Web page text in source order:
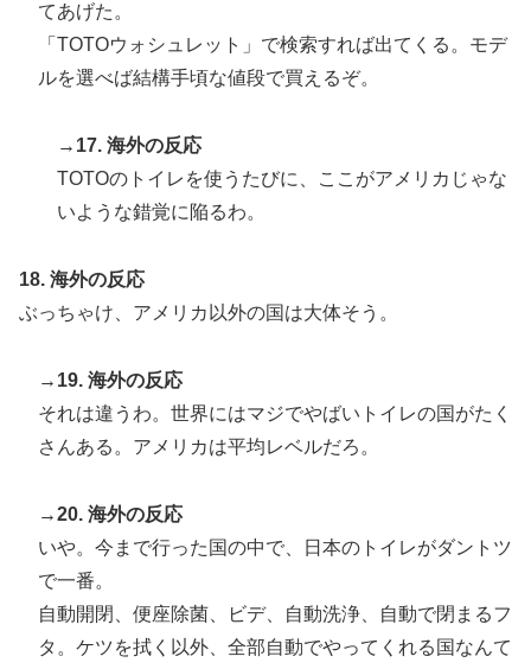
てあげた。
「TOTOウォシュレット」で検索すれば出てくる。モデ
ルを選べば結構手頃な値段で買えるぞ。
→17. 海外の反応
TOTOのトイレを使うたびに、ここがアメリカじゃな
いような錯覚に陥るわ。
18. 海外の反応
ぶっちゃけ、アメリカ以外の国は大体そう。
→19. 海外の反応
それは違うわ。世界にはマジでやばいトイレの国がたく
さんある。アメリカは平均レベルだろ。
→20. 海外の反応
いや。今まで行った国の中で、日本のトイレがダントツ
で一番。
自動開閉、便座除菌、ビデ、自動洗浄、自動で閉まるフ
タ。ケツを拭く以外、全部自動でやってくれる国なんて